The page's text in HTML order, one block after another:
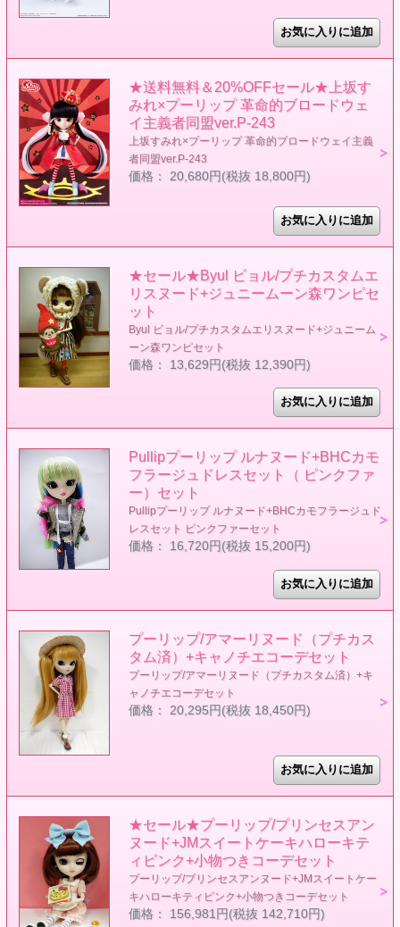
★送料無料＆20%OFFセール★上坂す
みれ×プーリップ 革命的ブロードウェ
イ主義者同盟ver.P-243
上坂すみれ×プーリップ 革命的ブロードウェイ主義
者同盟ver.P-243
価格： 20,680円(税抜 18,800円)
★セール★Byul ビョル/プチカスタムエ
リスヌード+ジュニームーン森ワンピセ
ット
Byul ビョル/プチカスタムエリスヌード+ジュニーム
ーン森ワンピセット
価格： 13,629円(税抜 12,390円)
Pullipプーリップ ルナヌード+BHCカモ
フラージュドレスセット（ ピンクファ
ー）セット
Pullipプーリップ ルナヌード+BHCカモフラージュド
レスセット ピンクファーセット
価格： 16,720円(税抜 15,200円)
プーリップ/アマーリヌード（プチカス
タム済）+キャノチエコーデセット
プーリップ/アマーリヌード（プチカスタム済）+キ
ャノチエコーデセット
価格： 20,295円(税抜 18,450円)
★セール★プーリップ/プリンセスアン
ヌード+JMスイートケーキハローキテ
ィピンク+小物つきコーデセット
プーリップ/プリンセスアンヌード+JMスイートケー
キハローキティピンク+小物つきコーデセット
価格： 156,981円(税抜 142,710円)